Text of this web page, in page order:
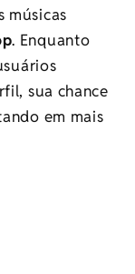
músicas
. Enquanto
sua chance
em mais